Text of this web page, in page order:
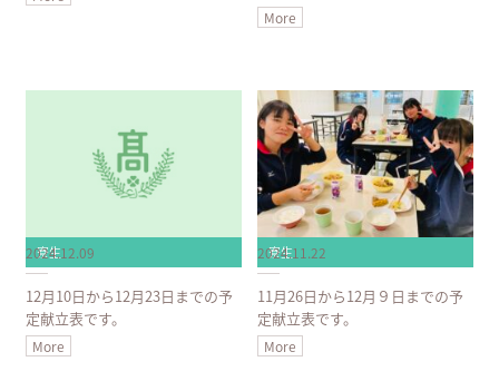
More
寮生
2024.12.09
12月10日から12月23日までの予
定献立表です。
More
寮生
2024.11.22
11月26日から12月９日までの予
定献立表です。
More